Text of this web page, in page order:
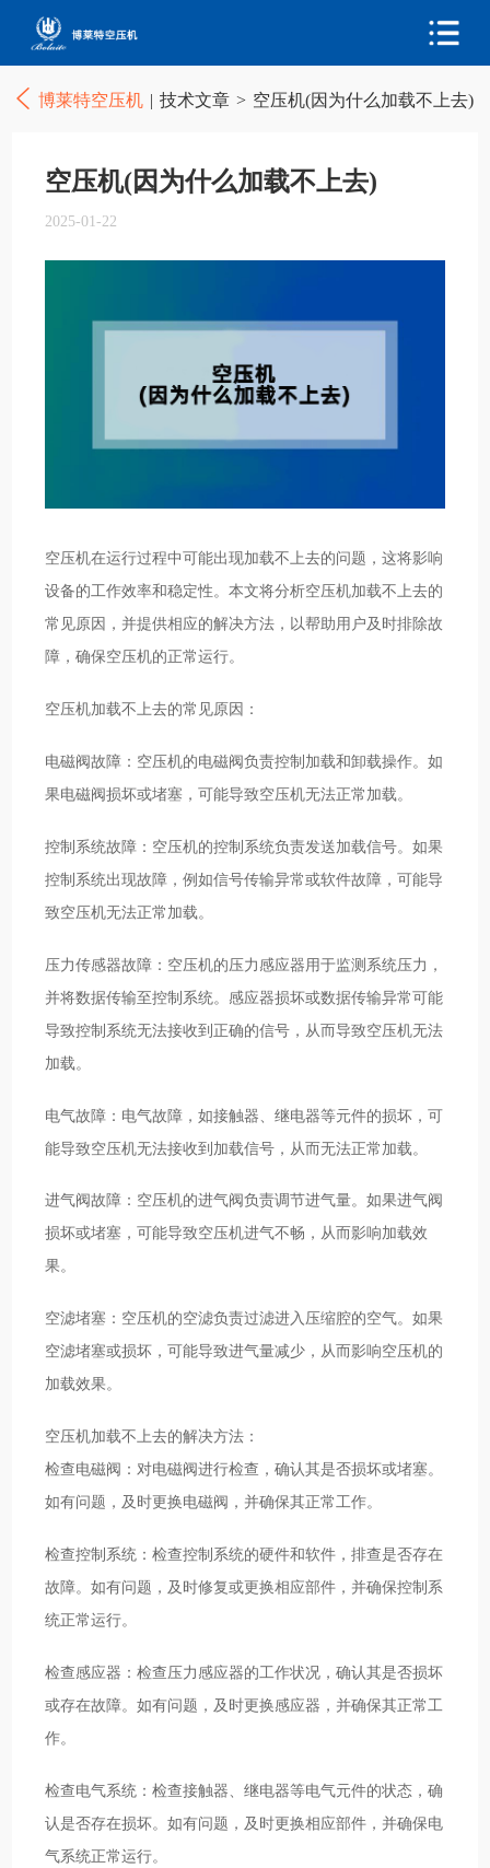
博莱特空压机 | 技术文章 > 空压机(因为什么加载不上去)
空压机(因为什么加载不上去)
2025-01-22
空压机在运行过程中可能出现加载不上去的问题，这将影响
设备的工作效率和稳定性。本文将分析空压机加载不上去的
常见原因，并提供相应的解决方法，以帮助用户及时排除故
障，确保空压机的正常运行。
空压机加载不上去的常见原因：
电磁阀故障：空压机的电磁阀负责控制加载和卸载操作。如
果电磁阀损坏或堵塞，可能导致空压机无法正常加载。
控制系统故障：空压机的控制系统负责发送加载信号。如果
控制系统出现故障，例如信号传输异常或软件故障，可能导
致空压机无法正常加载。
压力传感器故障：空压机的压力感应器用于监测系统压力，
并将数据传输至控制系统。感应器损坏或数据传输异常可能
导致控制系统无法接收到正确的信号，从而导致空压机无法
加载。
电气故障：电气故障，如接触器、继电器等元件的损坏，可
能导致空压机无法接收到加载信号，从而无法正常加载。
进气阀故障：空压机的进气阀负责调节进气量。如果进气阀
损坏或堵塞，可能导致空压机进气不畅，从而影响加载效
果。
空滤堵塞：空压机的空滤负责过滤进入压缩腔的空气。如果
空滤堵塞或损坏，可能导致进气量减少，从而影响空压机的
加载效果。
空压机加载不上去的解决方法：
检查电磁阀：对电磁阀进行检查，确认其是否损坏或堵塞。
如有问题，及时更换电磁阀，并确保其正常工作。
检查控制系统：检查控制系统的硬件和软件，排查是否存在
故障。如有问题，及时修复或更换相应部件，并确保控制系
统正常运行。
检查感应器：检查压力感应器的工作状况，确认其是否损坏
或存在故障。如有问题，及时更换感应器，并确保其正常工
作。
检查电气系统：检查接触器、继电器等电气元件的状态，确
认是否存在损坏。如有问题，及时更换相应部件，并确保电
气系统正常运行。